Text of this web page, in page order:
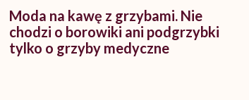
Moda na kawę z grzybami. Nie
chodzi o borowiki ani podgrzybki
tylko o grzyby medyczne